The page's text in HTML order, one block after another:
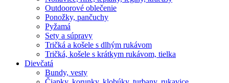
Outdoorové oblečenie
Ponožky, pančuchy
Pyžamá
Sety a súpravy
Tričká a košele s dlhým rukávom
Tričká, košele s krátkym rukávom, tielka
Dievčatá
Bundy, vesty